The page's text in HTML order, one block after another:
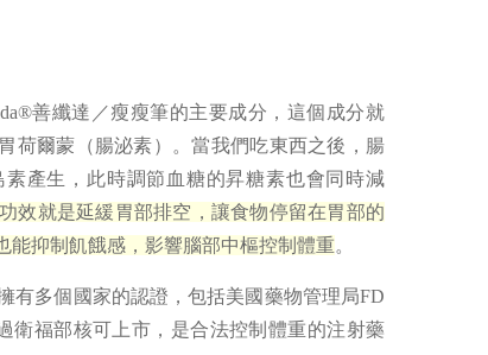
善纖達／瘦瘦筆的主要成分，這個成分就
荷爾蒙（腸泌素）。當我們吃東西之後，腸
產生，此時調節血糖的昇糖素也會同時減
效就是延緩胃部排空，讓食物停留在胃部的
能抑制飢餓感，影響腦部中樞控制體重。
有多個國家的認證，包括美國藥物管理局FD
衛福部核可上市，是合法控制體重的注射藥